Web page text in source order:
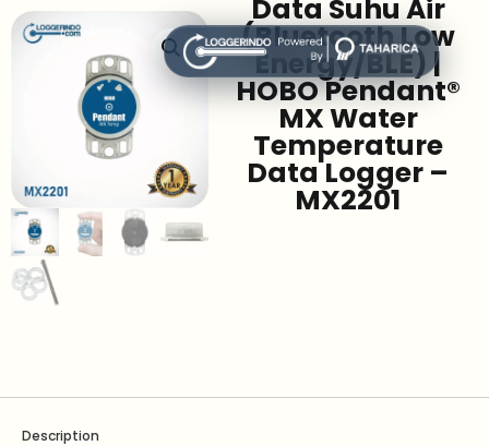
Data Suhu Air
(Bluetooth Low
Energy/BLE) |
HOBO Pendant®
MX Water
Temperature
Data Logger –
MX2201
Description